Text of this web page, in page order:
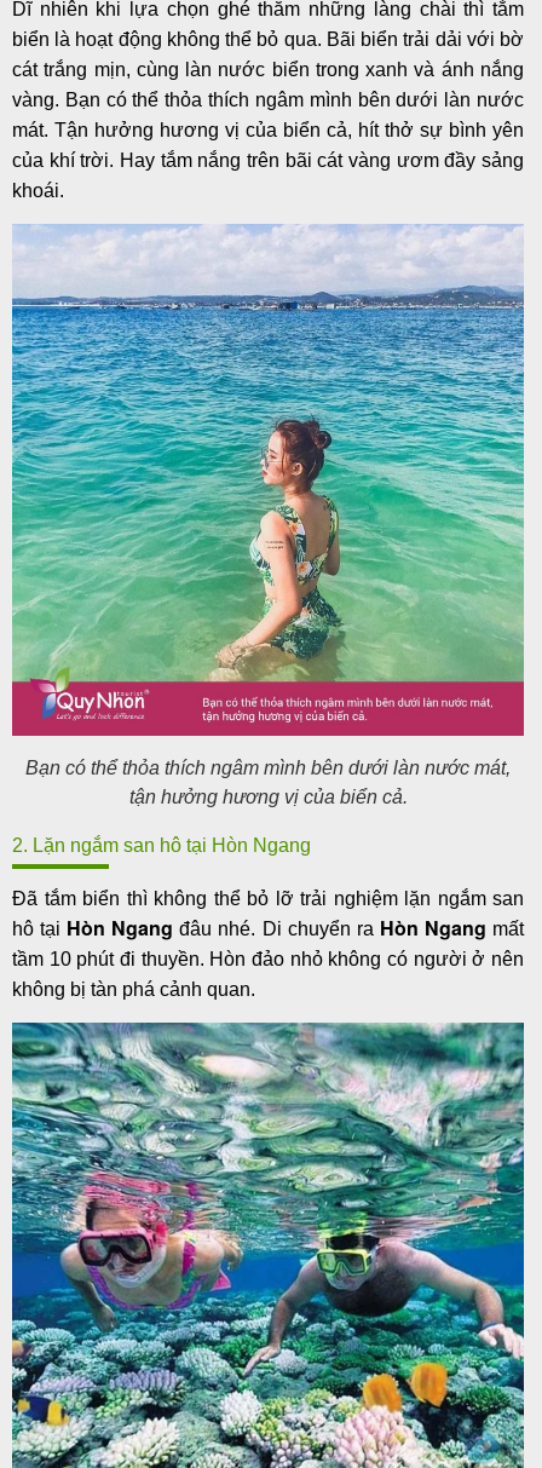
Dĩ nhiên khi lựa chọn ghé thăm những làng chài thì tắm
biển là hoạt động không thể bỏ qua. Bãi biển trải dải với bờ
cát trắng mịn, cùng làn nước biển trong xanh và ánh nắng
vàng. Bạn có thể thỏa thích ngâm mình bên dưới làn nước
mát. Tận hưởng hương vị của biển cả, hít thở sự bình yên
của khí trời. Hay tắm nắng trên bãi cát vàng ươm đầy sảng
khoái.
Bạn có thể thỏa thích ngâm mình bên dưới làn nước mát,
tận hưởng hương vị của biển cả.
2. Lặn ngắm san hô tại Hòn Ngang
Đã tắm biển thì không thể bỏ lỡ trải nghiệm lặn ngắm san
hô tại Hòn Ngangđâu nhé. Di chuyển ra Hòn Ngang mất
tầm 10 phút đi thuyền. Hòn đảo nhỏ không có người ở nên
không bị tàn phá cảnh quan.